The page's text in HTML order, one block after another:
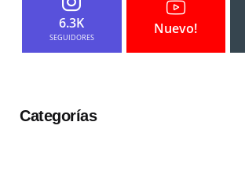
6.3K
SEGUIDORES
Nuevo!
Categorías